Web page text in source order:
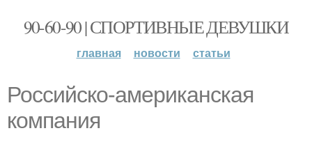
90-60-90 | СПОРТИВНЫЕ ДЕВУШКИ
главная новости статьи
Российско-американская
компания